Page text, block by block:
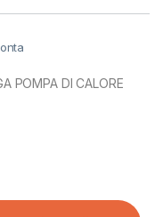
POMPA DI CALORE